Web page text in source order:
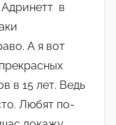
Адринетт в
А я вот
в 15 лет. Ведь
Любят по-